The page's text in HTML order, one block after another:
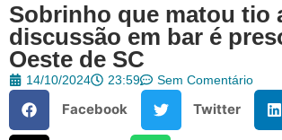
Sobrinho que matou tio
discussão em bar é
Oeste de SC
14/10/2024 23:59 Sem Comentário
Facebook Twitter